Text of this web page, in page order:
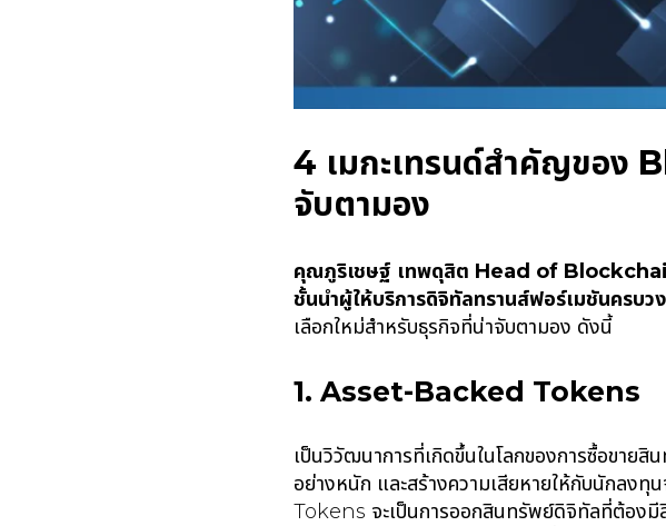
4 เมกะเทรนด์สำคัญของ
จับตามอง
คุณภูริเชษฐ์ เทพดุสิต Head of
ชั้นนำผู้ให้บริการดิจิทัลทรานส์ฟอร์เมชันครบว
เลือกใหม่สำหรับธุรกิจที่น่าจับตามอง ดังนี้
1. Asset-Backed Tokens
เป็นวิวัฒนาการที่เกิดขึ้นในโลกของการซื้อขา
อย่างหนัก และสร้างความเสียหายให้กับนักลง
Tokens จะเป็นการออกสินทรัพย์ดิจิทัลที่ต้องมี